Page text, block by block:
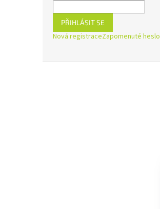
PŘIHLÁSIT SE
Nová registraceZapomenuté heslo